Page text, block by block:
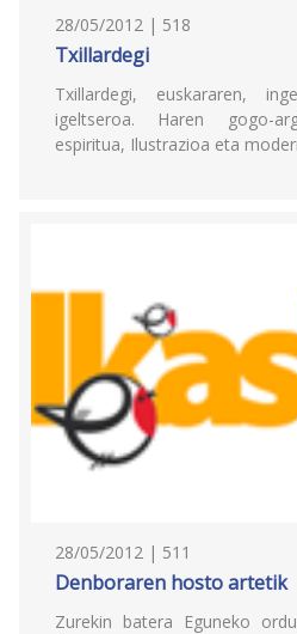
28/05/2012 | 518
Txillardegi
Txillardegi, euskararen,
igeltseroa. Haren gogo-
espiritua, Ilustrazioa eta
28/05/2012 | 511
Denboraren hosto artetik
Zurekin batera Eguneko